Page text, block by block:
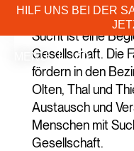
Zum Inhalt springen
HILF UNS BEI DER
MENU
Sucht ist eine
Gesellschaft. Die
fördern in den
Olten, Thal und
Austausch und
Menschen mit
Gesellschaft.